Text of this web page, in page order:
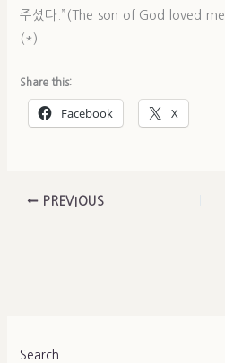
주셨다.”(The son of God loved
(*)
Share this:
Facebook X
PREVIOUS
Search